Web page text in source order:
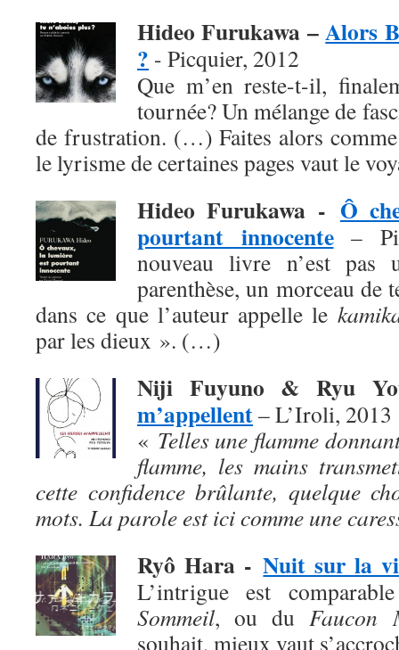
Hideo Furukawa –Alors
? - Picquier, 2012
Que m’en reste-t-il,
tournée? Un mélange de
de frustration. (…) Faites alors
le lyrisme de certaines pages vaut le
Hideo Furukawa - Ô
pourtant innocente–
nouveau livre n’est pas
parenthèse, un morceau de
dans ce que l’auteur appelle le
par les dieux ». (…)
Niji Fuyuno & Ryu
m’appellent– L’Iroli, 2013
« Telles une flamme
flamme, les mains
cette confidence brûlante, quelque
mots. La parole est ici comme une
Ryô Hara-Nuit sur la
L’intrigue est
Sommeil, ou duFaucon
souhait, mieux vaut